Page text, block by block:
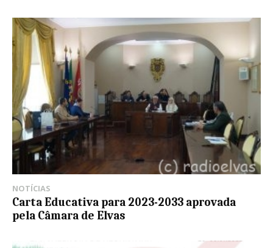
NOTÍCIAS
Carta Educativa para 2023-2033 aprovada
pela Câmara de Elvas